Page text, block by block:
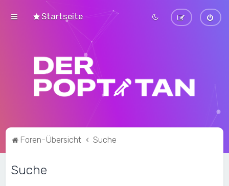
Startseite
Foren-Übersicht Suche
Suche